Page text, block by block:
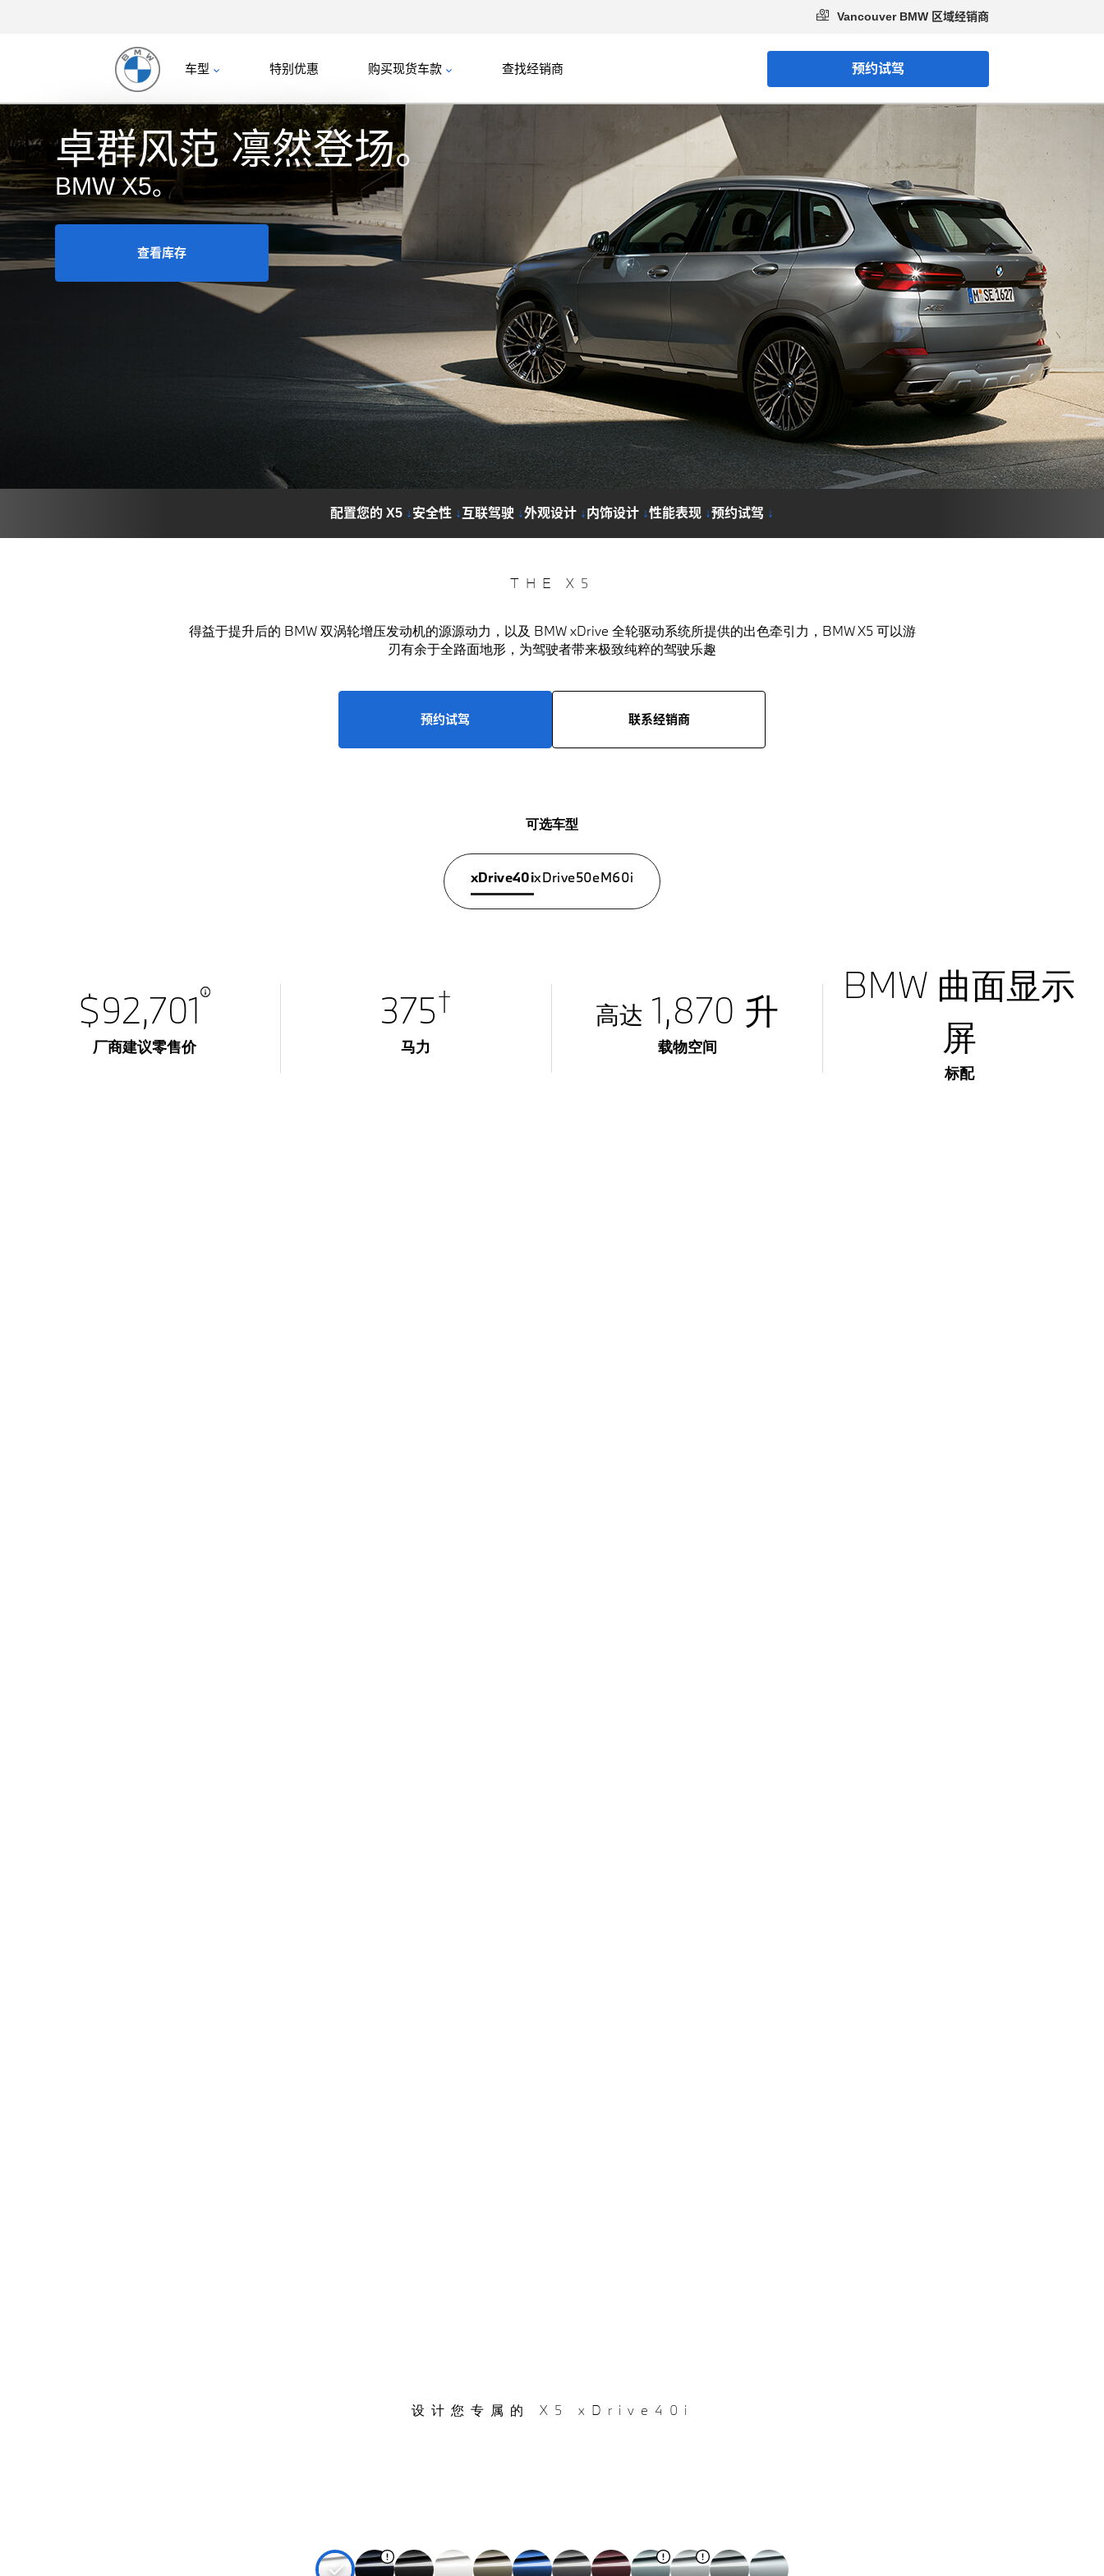
Vancouver BMW 区域经销商
车型 特别优惠 购买现货车款 查找经销商 预约试驾
卓群风范 凛然登场。
BMW X5。
查看库存
配置您的 X5 ↓安全性 ↓互联驾驶 ↓外观设计 ↓内饰设计 ↓性能表现 ↓预约试驾 ↓
THE X5
得益于提升后的 BMW 双涡轮增压发动机的源源动力，以及 BMW xDrive 全轮驱动系统所提供的出色牵引力，BMW X5 可以游
刃有余于全路面地形，为驾驶者带来极致纯粹的驾驶乐趣
预约试驾 联系经销商
可选车型
xDrive40ixDrive50eM60i
$92,701
厂商建议零售价
375†
马力
高达 1,870 升
载物空间
BMW 曲面显示
屏
标配
设计您专属的 X5 xDrive40i